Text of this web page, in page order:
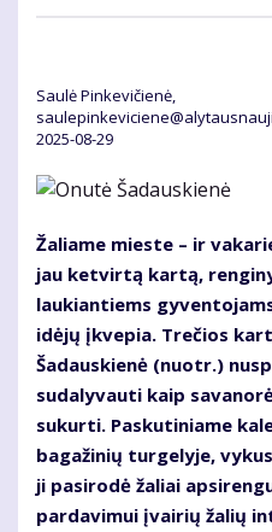
Saulė Pinkevičienė,
2025-08-29
Žaliame mieste – ir
jau ketvirtą kartą,
laukiantiems
idėjų įkvepia. Trečios
Šadauskienė (nuotr.)
sudalyvauti kaip
sukurti. Paskutiniame
bagažinių turgelyje,
ji pasirodė žaliai
pardavimui įvairių žalių